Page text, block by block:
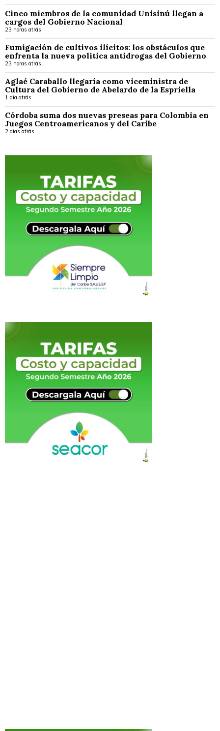
Cinco miembros de la comunidad Unisinú llegan a
cargos del Gobierno Nacional
23 horas atrás
Fumigación de cultivos ilícitos: los obstáculos que
enfrenta la nueva política antidrogas del Gobierno
23 horas atrás
Aglaé Caraballo llegaría como viceministra de
Cultura del Gobierno de Abelardo de la Espriella
1 día atrás
Córdoba suma dos nuevas preseas para Colombia en
Juegos Centroamericanos y del Caribe
2 días atrás